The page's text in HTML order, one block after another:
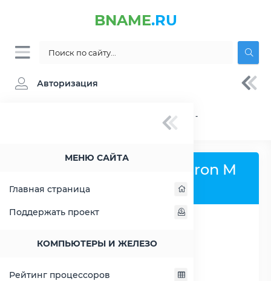
BNAME.RU
Авторизация
МЕНЮ САЙТА
Главная страница
Поддержать проект
КОМПЬЮТЕРЫ И ЖЕЛЕЗО
Рейтинг процессоров
» Процессор Intel Celeron M 743 -
Процессор Intel Celeron M